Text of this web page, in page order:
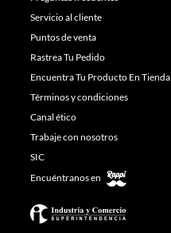
Servicio al cliente
Puntos de venta
Rastrea Tu Pedido
Encuentra Tu Producto En Tienda
Términos y condiciones
Canal ético
Trabaje con nosotros
SIC
Encuéntranos en